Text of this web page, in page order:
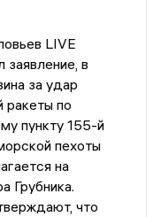
LIVE
заявление, в
за удар
ракеты по
пункту 155-й
пехоты
на
Грубника.
что